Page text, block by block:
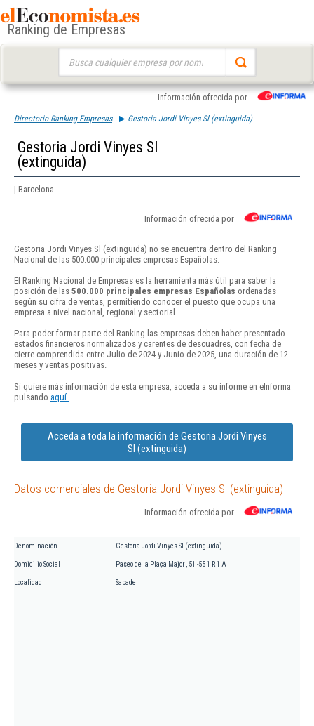
Ranking de Empresas
Información ofrecida por
Directorio Ranking Empresas Gestoria Jordi Vinyes Sl (extinguida)
Gestoria Jordi Vinyes Sl
(extinguida)
| Barcelona
Información ofrecida por
Gestoria Jordi Vinyes Sl (extinguida) no se encuentra dentro del Ranking
Nacional de las 500.000 principales empresas Españolas.
El Ranking Nacional de Empresas es la herramienta más útil para saber la
posición de las 500.000 principales empresas Españolas ordenadas
según su cifra de ventas, permitiendo conocer el puesto que ocupa una
empresa a nivel nacional, regional y sectorial.
Para poder formar parte del Ranking las empresas deben haber presentado
estados financieros normalizados y carentes de descuadres, con fecha de
cierre comprendida entre Julio de 2024 y Junio de 2025, una duración de 12
meses y ventas positivas.
Si quiere más información de esta empresa, acceda a su informe en eInforma
pulsando aquí
Acceda a toda la información de Gestoria Jordi Vinyes
Sl (extinguida)
Datos comerciales de Gestoria Jordi Vinyes Sl (extinguida)
Información ofrecida por
Denominación Gestoria Jordi Vinyes Sl (extinguida)
Domicilio Social Paseo de la Plaça Major , 51 -55 1 R 1 A
Localidad Sabadell